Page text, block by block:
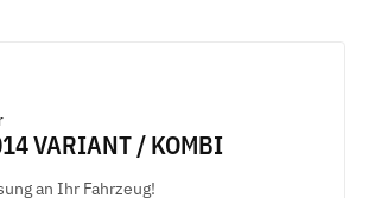
VARIANT / KOMBI
an Ihr Fahrzeug!